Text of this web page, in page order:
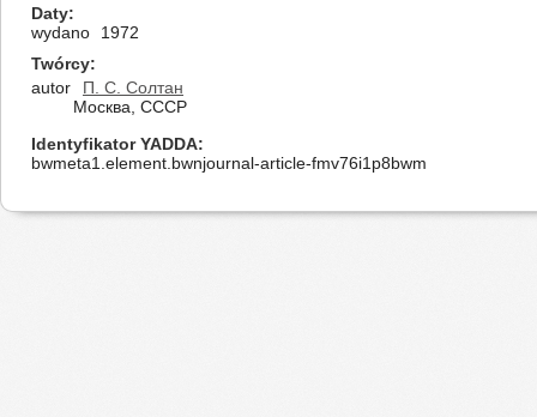
Daty
wydano
1972
Twórcy
autor
П. С. Солтан
Москва, СССР
Identyfikator YADDA
bwmeta1.element.bwnjournal-article-fmv76i1p8bwm